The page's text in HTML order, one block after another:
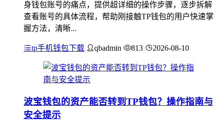
身钱包账号的痛点，提供超详细的操作步骤，逐步拆解
查看账号的具体流程，帮助刚接触TP钱包的用户快速掌
握方法，清晰...
tp手机钱包下载 qbadmin 813 2026-08-10
波宝钱包的资产能否转到TP钱包？操作指南与
安全提示